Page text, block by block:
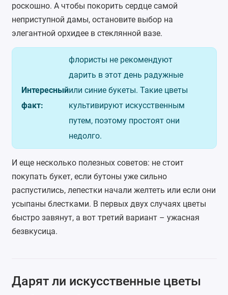
роскошно. А чтобы покорить сердце самой
неприступной дамы, остановите выбор на
элегантной орхидее в стеклянной вазе.
Интересный
факт:
флористы не рекомендуют
дарить в этот день радужные
или синие букеты. Такие цветы
культивируют искусственным
путем, поэтому простоят они
недолго.
И еще несколько полезных советов: не стоит
покупать букет, если бутоны уже сильно
распустились, лепестки начали желтеть или если они
усыпаны блестками. В первых двух случаях цветы
быстро завянут, а вот третий вариант – ужасная
безвкусица.
Дарят ли искусственные цветы